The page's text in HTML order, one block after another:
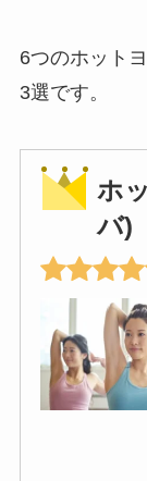
6つのホット
3選です。
ホ
バ)